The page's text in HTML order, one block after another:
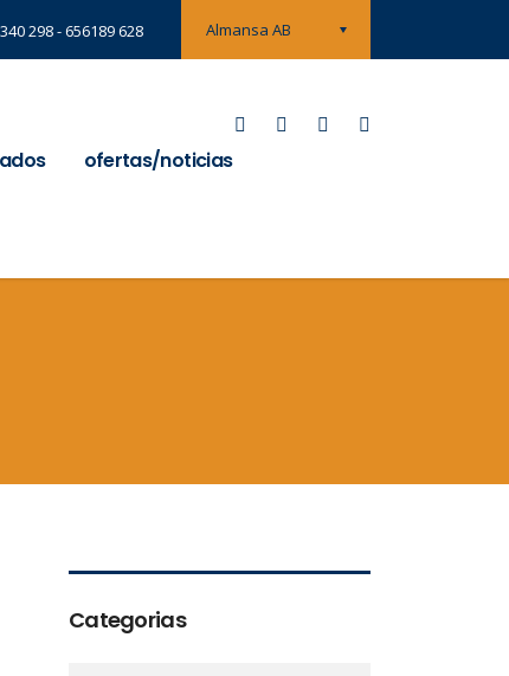
Almansa AB
298 - 656189 628
ofertas/noticias
Categorias